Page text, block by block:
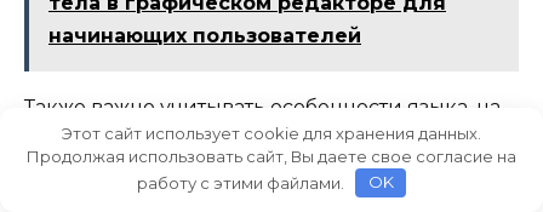
начинающих пользователей
Также важно учитывать особенности языка, на
котором вы работаете. Если вы создаете
контент на русском языке, убедитесь, что
выбранный шрифт поддерживает
Этот сайт использует cookie для хранения данных.
Продолжая использовать сайт, Вы даете свое согласие на
работу с этими файлами.
OK